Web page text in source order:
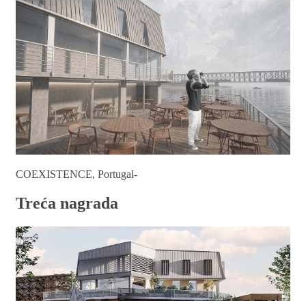
COEXISTENCE, Portugal-
Treća nagrada